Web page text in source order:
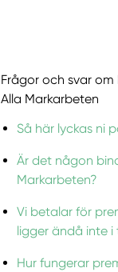
Frågor och svar om
Alla Markarbeten
Så här lyckas ni
Är det någon
Markarbeten?
Vi betalar för
ligger ändå inte
Hur fungerar